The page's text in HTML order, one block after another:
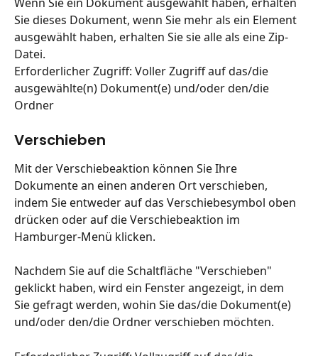
Sie dieses Dokument, wenn Sie mehr als ein Element
ausgewählt haben, erhalten Sie sie alle als eine Zip-
Datei.
Erforderlicher Zugriff: Voller Zugriff auf das/die
ausgewählte(n) Dokument(e) und/oder den/die
Ordner
Verschieben
Mit der Verschiebeaktion können Sie Ihre
Dokumente an einen anderen Ort verschieben,
indem Sie entweder auf das Verschiebesymbol oben
drücken oder auf die Verschiebeaktion im
Hamburger-Menü klicken.
Nachdem Sie auf die Schaltfläche "Verschieben"
geklickt haben, wird ein Fenster angezeigt, in dem
Sie gefragt werden, wohin Sie das/die Dokument(e)
und/oder den/die Ordner verschieben möchten.